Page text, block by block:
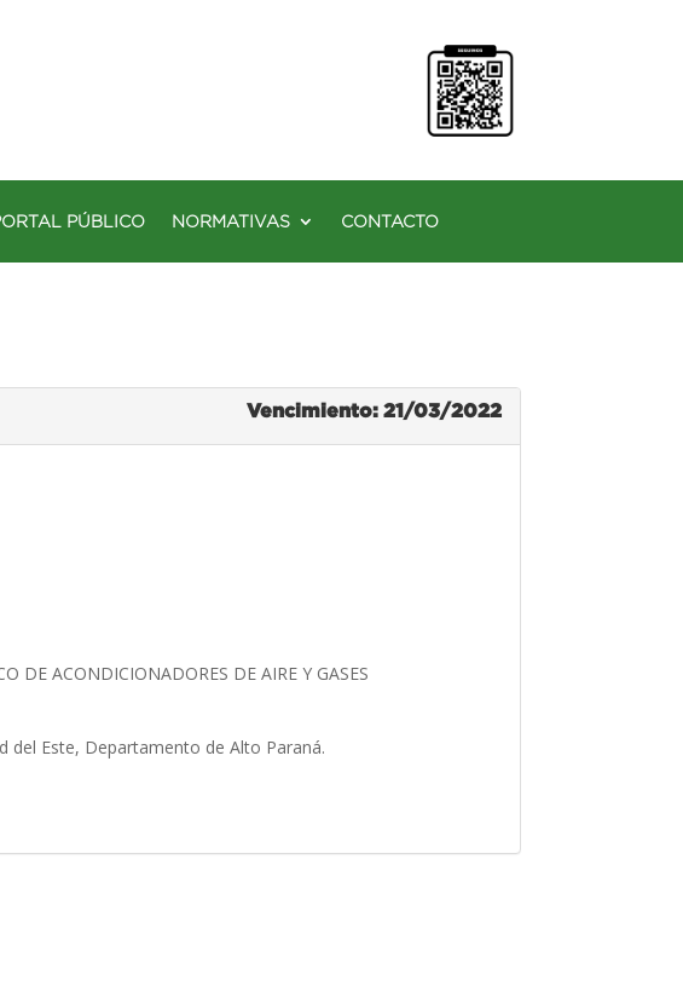
PÚBLICO NORMATIVAS CONTACTO
Vencimiento: 21/03/2022
DE ACONDICIONADORES DE AIRE Y GASES
del Este, Departamento de Alto Paraná.